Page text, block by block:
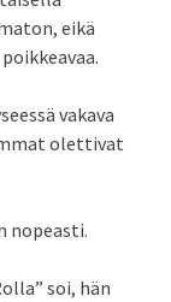
eikä
vakava
olettivat
nopeasti.
soi, hän